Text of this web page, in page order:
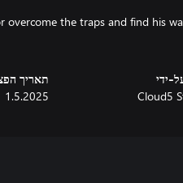
overcome the traps and find his
ידי
Cloud5
תאריך
1.5.2025